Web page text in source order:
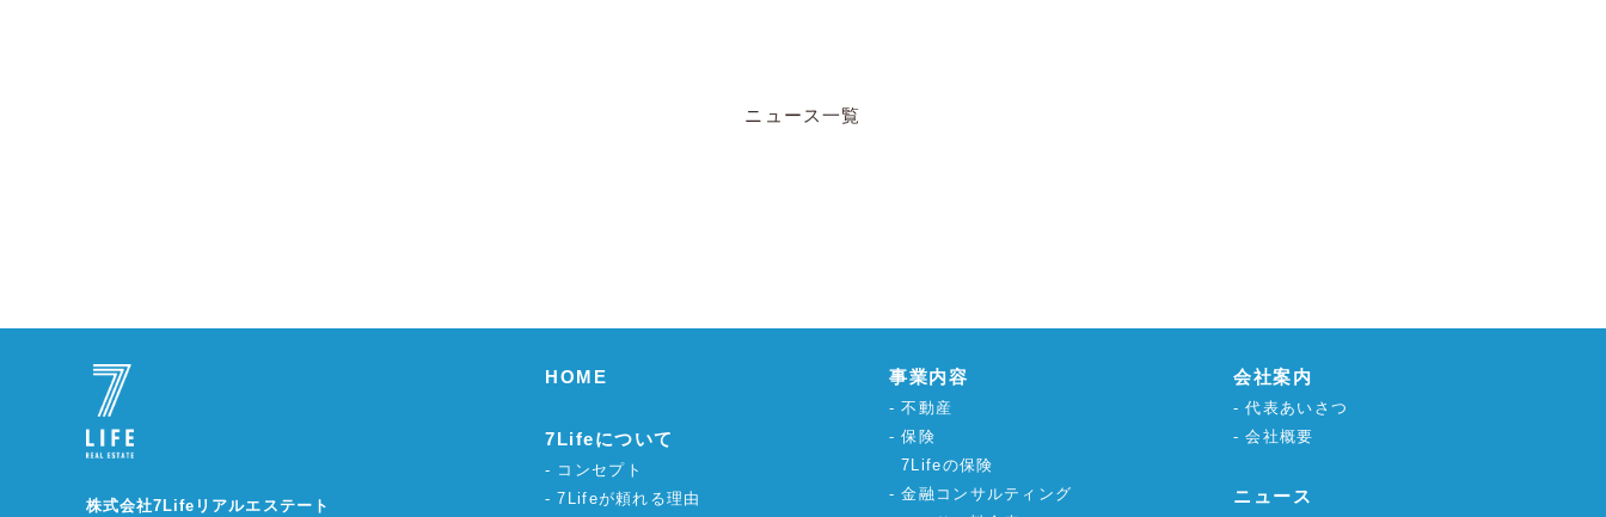
ニュース一覧
株式会社7Lifeリアルエステート
HOME
7Lifeについて
コンセプト
7Lifeが頼れる理由
事業内容
不動産
保険
7Lifeの保険
金融コンサルティング
会社案内
代表あいさつ
会社概要
ニュース